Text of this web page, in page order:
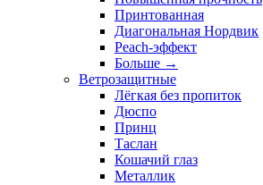
Принтованная
Диагональная Нордвик
Peach-эффект
Больше →
Ветрозащитные
Лёгкая без пропиток
Дюспо
Принц
Таслан
Кошачий глаз
Металлик